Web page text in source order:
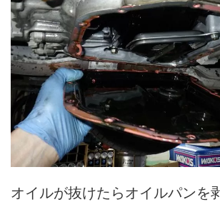
オイルが抜けたらオイルパンを